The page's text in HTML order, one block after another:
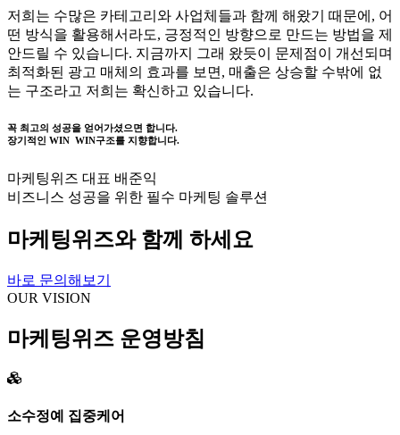
저희는 수많은 카테고리와 사업체들과 함께 해왔기 때문에, 어
떤 방식을 활용해서라도, 긍정적인 방향으로 만드는 방법을 제
안드릴 수 있습니다. 지금까지 그래 왔듯이 문제점이 개선되며
최적화된 광고 매체의 효과를 보면, 매출은 상승할 수밖에 없
는 구조라고 저희는 확신하고 있습니다.
꼭 최고의 성공을 얻어가셨으면 합니다.
장기적인 WIN WIN구조를 지향합니다.
마케팅위즈 대표 배준익
비즈니스 성공을 위한 필수 마케팅 솔루션
마케팅위즈와 함께 하세요
바로 문의해보기
OUR VISION
마케팅위즈 운영방침
소수정예 집중케어